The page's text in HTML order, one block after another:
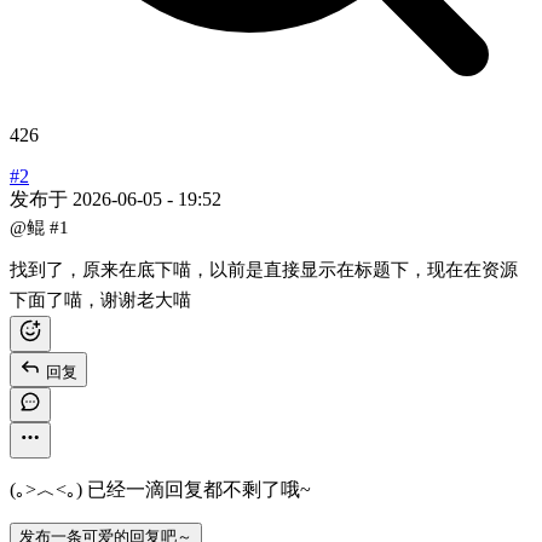
426
#2
发布于 2026-06-05 - 19:52
@鲲 #1
找到了，原来在底下喵，以前是直接显示在标题下，现在在资源
下面了喵，谢谢老大喵
回复
(｡>︿<｡) 已经一滴回复都不剩了哦~
发布一条可爱的回复吧～